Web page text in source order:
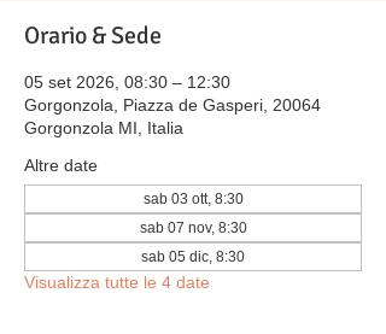
Orario & Sede
05 set 2026, 08:30 – 12:30
Gorgonzola, Piazza de Gasperi, 20064
Gorgonzola MI, Italia
Altre date
sab 03 ott, 8:30
sab 07 nov, 8:30
sab 05 dic, 8:30
Visualizza tutte le 4 date